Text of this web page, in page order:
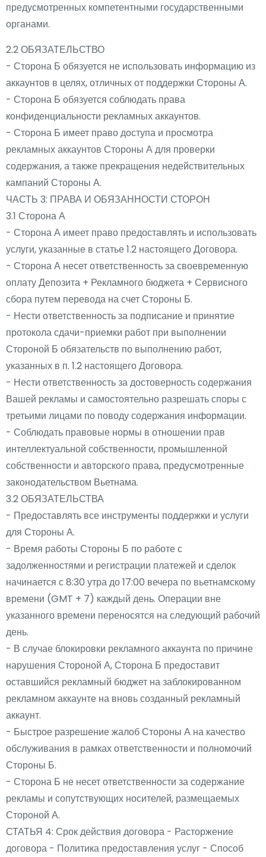
предусмотренных компетентными государственными
органами.
2.2 ОБЯЗАТЕЛЬСТВО
- Сторона Б обязуется не использовать информацию из
аккаунтов в целях, отличных от поддержки Стороны А.
- Сторона Б обязуется соблюдать права
конфиденциальности рекламных аккаунтов.
- Сторона Б имеет право доступа и просмотра
рекламных аккаунтов Стороны А для проверки
содержания, а также прекращения недействительных
кампаний Стороны А.
ЧАСТЬ 3: ПРАВА И ОБЯЗАННОСТИ СТОРОН
3.1 Сторона А
- Сторона А имеет право предоставлять и использовать
услуги, указанные в статье 1.2 настоящего Договора.
- Сторона А несет ответственность за своевременную
оплату Депозита + Рекламного бюджета + Сервисного
сбора путем перевода на счет Стороны Б.
- Нести ответственность за подписание и принятие
протокола сдачи-приемки работ при выполнении
Стороной Б обязательств по выполнению работ,
указанных в п. 1.2 настоящего Договора.
- Нести ответственность за достоверность содержания
Вашей рекламы и самостоятельно разрешать споры с
третьими лицами по поводу содержания информации.
- Соблюдать правовые нормы в отношении прав
интеллектуальной собственности, промышленной
собственности и авторского права, предусмотренные
законодательством Вьетнама.
3.2 ОБЯЗАТЕЛЬСТВА
- Предоставлять все инструменты поддержки и услуги
для Стороны А.
- Время работы Стороны Б по работе с
задолженностями и регистрации платежей и сделок
начинается с 8:30 утра до 17:00 вечера по вьетнамскому
времени (GMT + 7) каждый день. Операции вне
указанного времени переносятся на следующий рабочий
день.
- В случае блокировки рекламного аккаунта по причине
нарушения Стороной А, Сторона Б предоставит
оставшийся рекламный бюджет на заблокированном
рекламном аккаунте на вновь созданный рекламный
аккаунт.
- Быстрое разрешение жалоб Стороны А на качество
обслуживания в рамках ответственности и полномочий
Стороны Б.
- Сторона Б не несет ответственности за содержание
рекламы и сопутствующих носителей, размещаемых
Стороной А.
СТАТЬЯ 4: Срок действия договора - Расторжение
договора - Политика предоставления услуг - Способ